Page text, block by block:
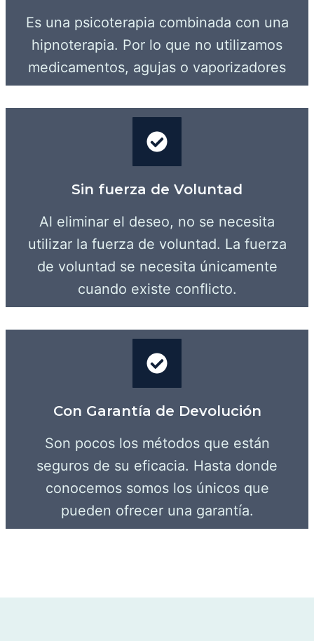
Es una psicoterapia combinada con una
hipnoterapia. Por lo que no utilizamos
medicamentos, agujas o vaporizadores
Sin fuerza de Voluntad
Al eliminar el deseo, no se necesita
utilizar la fuerza de voluntad. La fuerza
de voluntad se necesita únicamente
cuando existe conflicto.
Con Garantía de Devolución
Son pocos los métodos que están
seguros de su eficacia. Hasta donde
conocemos somos los únicos que
pueden ofrecer una garantía.